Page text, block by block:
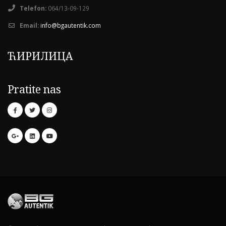
Telefon: 064/13-09-129
Email: info@bgautentik.com
ЋИРИЛИЦА
Pratite nas